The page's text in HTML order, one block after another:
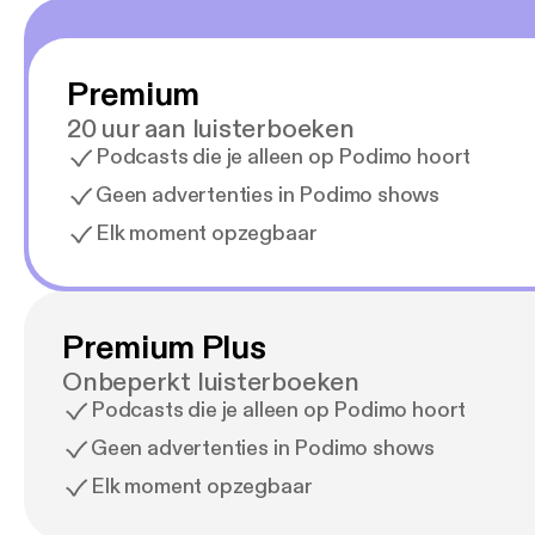
Premium
20 uur aan luisterboeken
Podcasts die je alleen op Podimo hoort
Geen advertenties in Podimo shows
Elk moment opzegbaar
Premium Plus
Onbeperkt luisterboeken
Podcasts die je alleen op Podimo hoort
Geen advertenties in Podimo shows
Elk moment opzegbaar